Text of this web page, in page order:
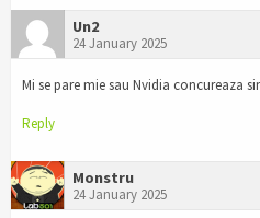
Un2
24 January 2025
Mi se pare mie sau Nvidia concureaza
Reply
Monstru
24 January 2025